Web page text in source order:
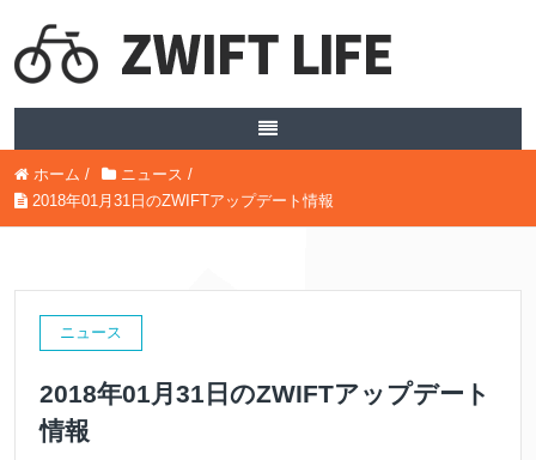
ホーム / ニュース /
2018年01月31日のZWIFTアップデート情報
ニュース
2018年01月31日のZWIFTアップデート
情報